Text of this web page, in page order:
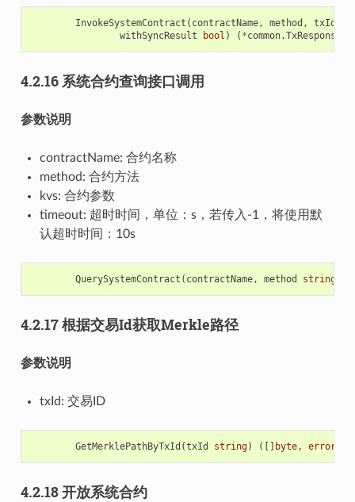
InvokeSystemContract ( contractName, method , txId
withSyncResult
bool ) ( *common.TxResponse
4.2.16 系统合约查询接口调用
参数说明
contractName: 合约名称
method: 合约方法
kvs: 合约参数
timeout: 超时时间，单位：s，若传入-1，将使用默
认超时时间：10s
QuerySystemContract ( contractName, method string
4.2.17 根据交易Id获取Merkle路径
参数说明
txId: 交易ID
GetMerklePathByTxId (txId string) ([] byte, error
4.2.18 开放系统合约